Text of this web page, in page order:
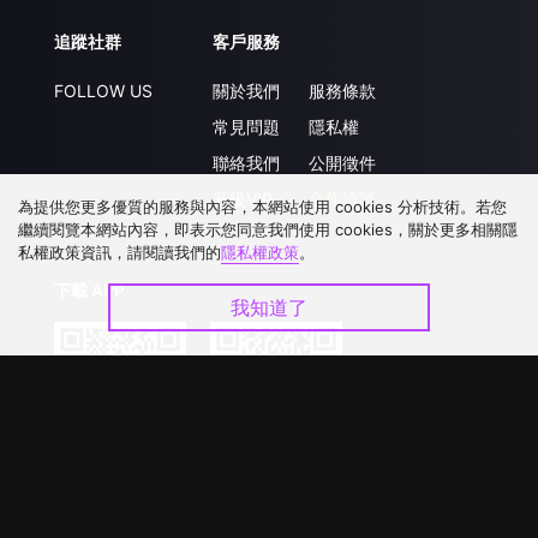
追蹤社群
FOLLOW US
客戶服務
關於我們
常見問題
聯絡我們
升級VIP
服務條款
隱私權
公開徵件
合作洽談
下載 APP
為提供您更多優質的服務與內容，本網站使用 cookies 分析技術。若您
繼續閱覽本網站內容，即表示您同意我們使用 cookies，關於更多相關隱
私權政策資訊，請閱讀我們的隱私權政策。
我知道了